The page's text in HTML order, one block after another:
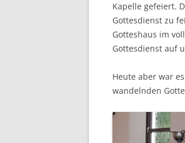
Kapelle gefeiert.
Gottesdienst zu
Gotteshaus im
Gottesdienst auf
Heute aber war
wandelnden